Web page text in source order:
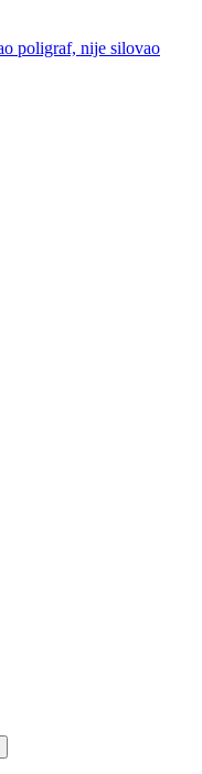
poligraf, nije silovao